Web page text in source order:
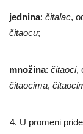
jednina: čitalac,
čitaocu;
množina: čitaoci,
čitaocima,
U promeni